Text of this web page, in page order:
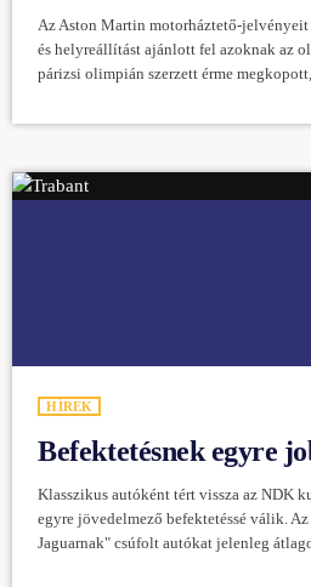
Az Aston Martin motorháztető-
és helyreállítást ajánlott fel azoknak az
párizsi olimpián szerzett érme
Mail számolt be róla. A manufaktúra
található, és több mint hatvan éve készít
gyártó cég számára. A McLarennek és a
HÍREK
Befektetésnek egyre
Klasszikus autóként tért vissza az NDK
egyre jövedelmező befektetéssé válik.
Jaguarnak" csúfolt autókat jelenleg